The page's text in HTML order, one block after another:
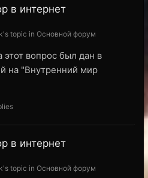
в интернет
topic in Основной форум
этот вопрос был дан в
на "Внутренний мир
в интернет
topic in Основной форум